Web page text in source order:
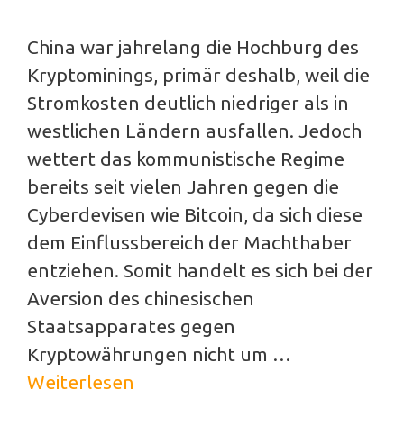
China war jahrelang die Hochburg des
Kryptominings, primär deshalb, weil die
Stromkosten deutlich niedriger als in
westlichen Ländern ausfallen. Jedoch
wettert das kommunistische Regime
bereits seit vielen Jahren gegen die
Cyberdevisen wie Bitcoin, da sich diese
dem Einflussbereich der Machthaber
entziehen. Somit handelt es sich bei der
Aversion des chinesischen
Staatsapparates gegen
Kryptowährungen nicht um …
Weiterlesen